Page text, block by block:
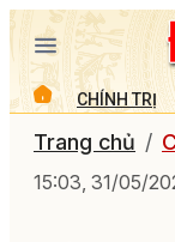
CHÍNH TRỊ
Trang chủ
15:03, 31/05/